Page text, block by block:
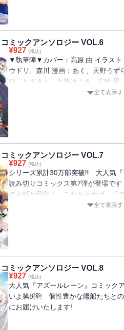
ミックアンソロジー VOL.6
¥927 (税込)
▼執筆陣▼カバー：高原 由 イラスト
ウドリ、森川 漫画：あく、天野うず
由、ちざきゃ、七路ゆうき、広輪 凪
森乃 葉りふ、ゆぐる、れぐ95、レフ
全て表示す
ミックアンソロジー VOL.7
¥927 (税込)
シリーズ累計30万部突破!! 大人気
読み切りコミックス第7弾が登場で
の表紙が目印！ これを読めば、『
全て表示す
ミックアンソロジー VOL.8
¥927 (税込)
大人気『アズールレーン』コミック
いよ第8弾! 個性豊かな艦船たちと
にお届けいたします!